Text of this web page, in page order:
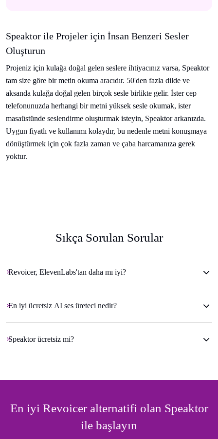
Speaktor ile Projeler için İnsan Benzeri Sesler
Oluşturun
Projeniz için kulağa doğal gelen seslere ihtiyacınız varsa, Speaktor
tam size göre bir metin okuma aracıdır. 50'den fazla dilde ve
aksanda kulağa doğal gelen birçok sesle birlikte gelir. İster cep
telefonunuzda herhangi bir metni yüksek sesle okumak, ister
masaüstünde seslendirme oluşturmak isteyin, Speaktor arkanızda.
Uygun fiyatlı ve kullanımı kolaydır, bu nedenle metni konuşmaya
dönüştürmek için çok fazla zaman ve çaba harcamanıza gerek
yoktur.
Sıkça Sorulan Sorular
Revoicer, ElevenLabs'tan daha mı iyi?
En iyi ücretsiz AI ses üreteci nedir?
Speaktor ücretsiz mi?
En iyi Revoicer alternatifi olan Speaktor
ile başlayın